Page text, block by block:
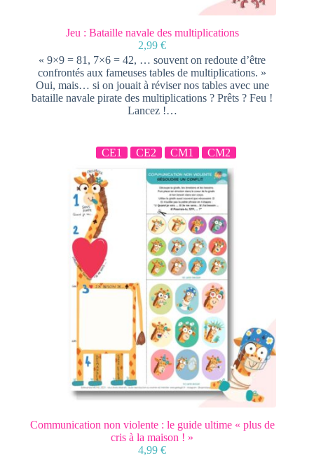
Jeu : Bataille navale des multiplications
2,99€
« 9×9 = 81, 7×6 = 42, … souvent on redoute d’être
confrontés aux fameuses tables de multiplications. »
Oui, mais… si on jouait à réviser nos tables avec une
bataille navale pirate des multiplications ? Prêts ? Feu !
Lancez !…
CE1 CE2 CM1 CM2
Communication non violente : le guide ultime « plus de
cris à la maison ! »
4,99€